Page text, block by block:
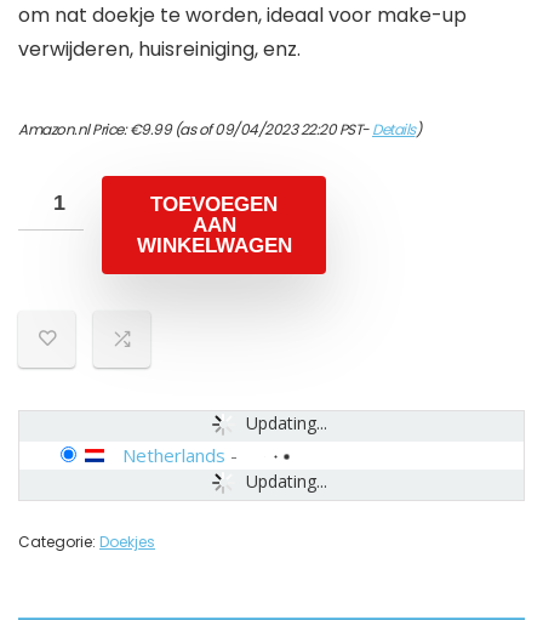
om nat doekje te worden, ideaal voor make-up
verwijderen, huisreiniging, enz.
Amazon.nl Price:€9.99(as of 09/04/2023 22:20 PST-Details)
TOEVOEGEN
AAN
WINKELWAGEN
Updating...
Updating...
Netherlands -
Categorie: Doekjes